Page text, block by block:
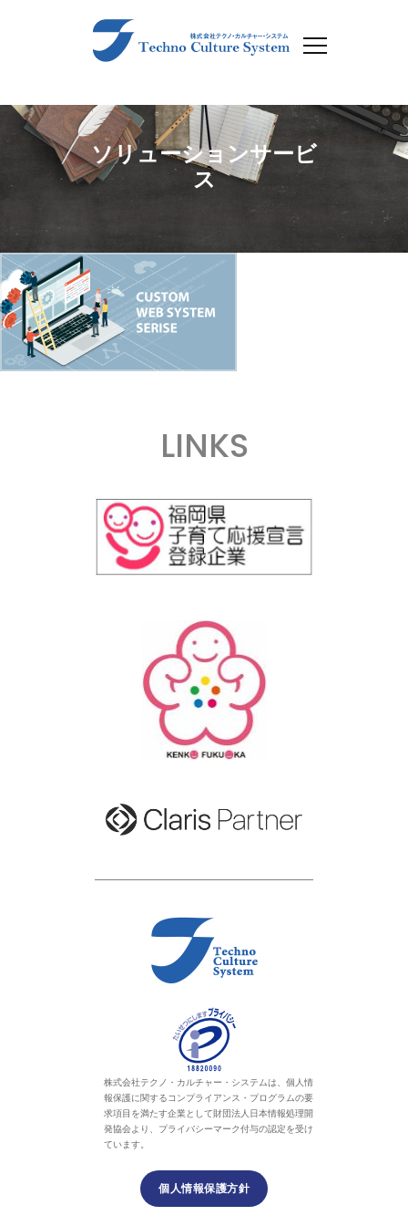
ソリューションサービ
ス
LINKS
株式会社テクノ・カルチャー・システムは、個人情
報保護に関するコンプライアンス・プログラムの要
求項目を満たす企業として財団法人日本情報処理開
発協会より、プライバシーマーク付与の認定を受け
ています。
個人情報保護方針